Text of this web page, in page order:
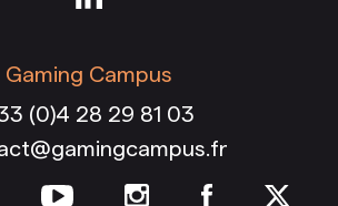
Gaming Campus
(0)4 28 29 81 03